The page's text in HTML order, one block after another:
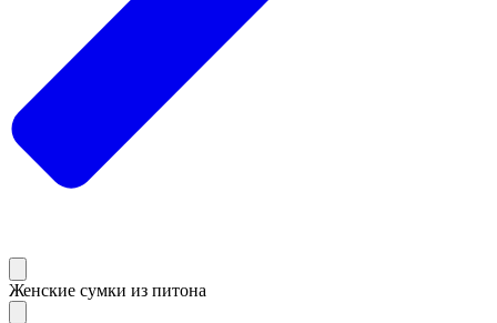
Женские сумки из питона